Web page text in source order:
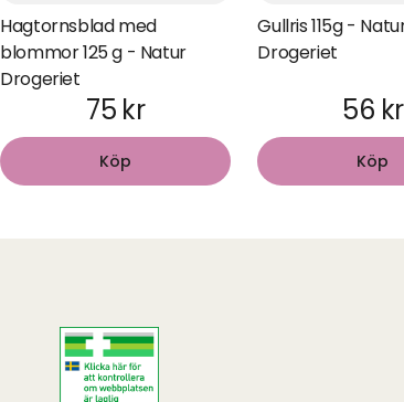
Hagtornsblad med
blommor 125 g - Natur
Drogeriet
75 kr
Köp
Gullris 115g -
Drogeriet
56 kr
Köp